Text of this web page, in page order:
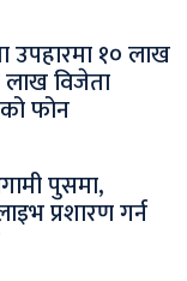
उपहारमा १० लाख
विजेता
फोन
पुसमा,
प्रशारण गर्न